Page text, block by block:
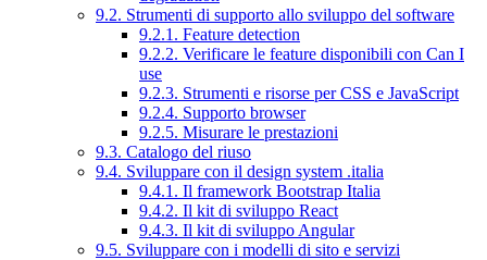
9.2. Strumenti di supporto allo sviluppo del software
9.2.1. Feature detection
9.2.2. Verificare le feature disponibili con Can I
use
9.2.3. Strumenti e risorse per CSS e JavaScript
9.2.4. Supporto browser
9.2.5. Misurare le prestazioni
9.3. Catalogo del riuso
9.4. Sviluppare con il design system .italia
9.4.1. Il framework Bootstrap Italia
9.4.2. Il kit di sviluppo React
9.4.3. Il kit di sviluppo Angular
9.5. Sviluppare con i modelli di sito e servizi